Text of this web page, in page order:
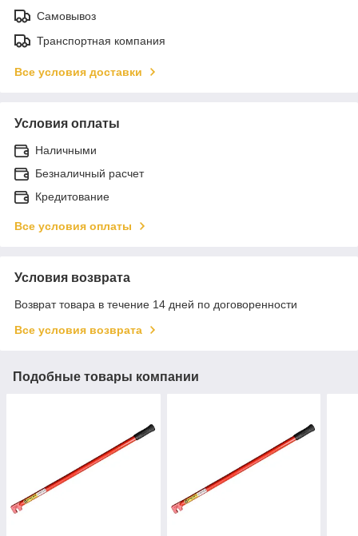
Самовывоз
Транспортная компания
Все условия доставки
Условия оплаты
Наличными
Безналичный расчет
Кредитование
Все условия оплаты
Условия возврата
Возврат товара в течение 14 дней по договоренности
Все условия возврата
Подобные товары компании